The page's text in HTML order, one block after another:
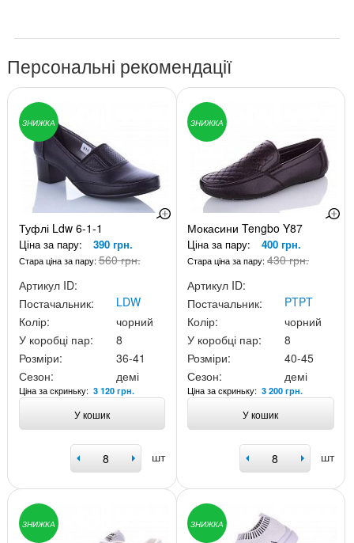
Персональні рекомендації
ЗНИЖКА
Туфлі Ldw 6-1-1
Ціна за пару: 390 грн.
Стара ціна за пару:560 грн.
Артикул ID:
Постачальник:
LDW
Колір:
чорний
У коробці пар:
8
Розміри:
36-41
Сезон:
демі
Ціна за скриньку: 3 120 грн.
У кошик
шт
ЗНИЖКА
Мокасини Tengbo Y87
Ціна за пару: 400 грн.
Стара ціна за пару:430 грн.
Артикул ID:
Постачальник:
PTPT
Колір:
чорний
У коробці пар:
8
Розміри:
40-45
Сезон:
демі
Ціна за скриньку:3 200 грн.
У кошик
шт
ЗНИЖКА ЗНИЖКА